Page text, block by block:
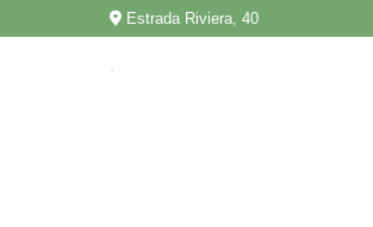
Estrada Riviera, 40